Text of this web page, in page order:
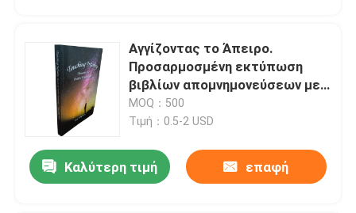
Αγγίζοντας το Άπειρο.
Προσαρμοσμένη εκτύπωση
βιβλίων απομνημονεύσεων με
ογκώδες γυαλιστερό χαρτί
τέχνης.
MOQ：500
Τιμή：0.5-2 USD
Καλύτερη τιμή επαφή